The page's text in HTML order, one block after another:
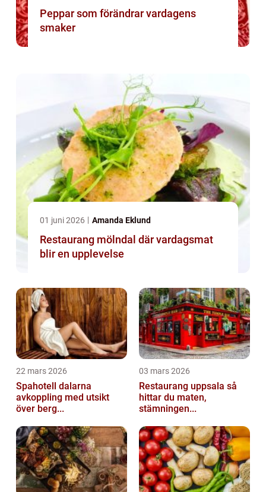
Peppar som förändrar vardagens
smaker
01 juni 2026 Amanda Eklund
Restaurang mölndal där vardagsmat
blir en upplevelse
22 mars 2026
Spahotell dalarna
avkoppling med utsikt
över berg...
03 mars 2026
Restaurang uppsala så
hittar du maten,
stämningen...